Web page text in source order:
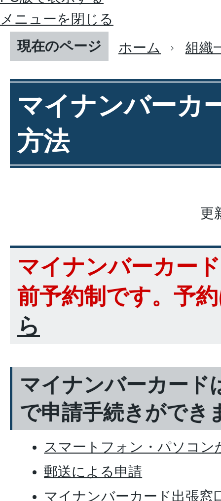
メニューを閉じる
現在のページ
ホーム 組織
マイナンバーカ
方法
更
マイナンバーカー
前予約制です。予
ら
マイナンバーカード
で申請手続きができ
スマートフォン・パソコ
郵送による申請
マイナンバーカード出張窓